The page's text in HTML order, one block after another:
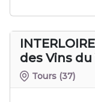
des Vins du
Tours (37)